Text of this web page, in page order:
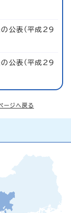
公表（平成29
公表（平成29
ージへ戻る